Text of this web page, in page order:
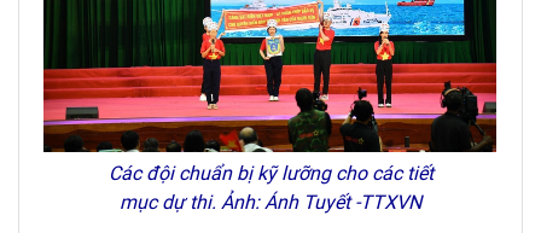
Các đội chuẩn bị kỹ lưỡng cho các tiết
mục dự thi. Ảnh: Ánh Tuyết -TTXVN